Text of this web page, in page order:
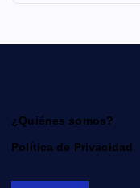
¿Quiénes somos?
Política de Privacidad